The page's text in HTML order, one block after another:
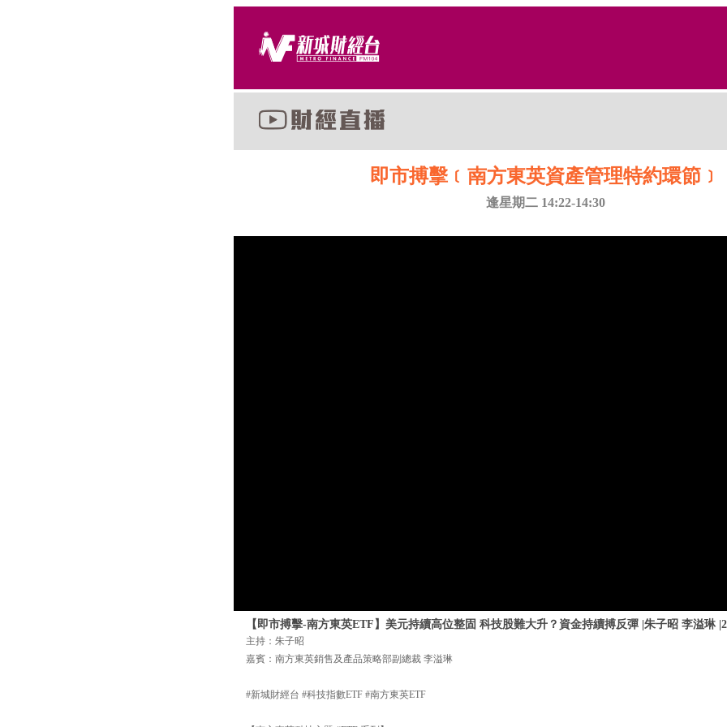
即市搏擊﹝南方東英資產管理特約環節﹞
逢星期二 14:22-14:30
【即市搏擊-南方東英ETF】美元持續高位整固 科技股難大升？資金持續搏反彈 |朱子昭 李溢琳
主持：朱子昭
嘉賓：南方東英銷售及產品策略部副總裁 李溢琳
#新城財經台 #科技指數ETF #南方東英ETF